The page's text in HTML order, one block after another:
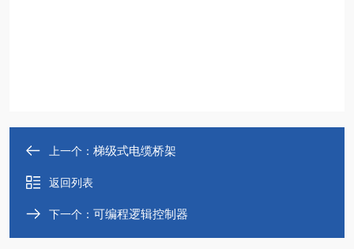
上一个： 梯级式电缆桥架
返回列表
下一个： 可编程逻辑控制器